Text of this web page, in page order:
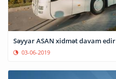
Səyyar ASAN xidmət davam edir
03-06-2019